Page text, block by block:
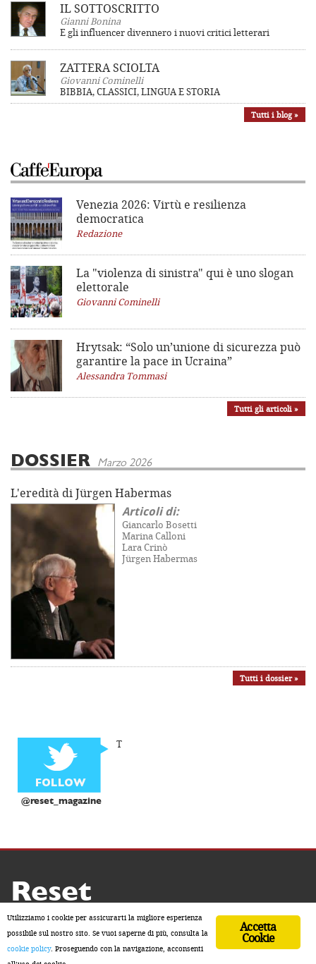
IL SOTTOSCRITTO
Gianni Bonina
E gli influencer divennero i nuovi critici letterari
ZATTERA SCIOLTA
Giovanni Cominelli
BIBBIA, CLASSICI, LINGUA E STORIA
Tutti i blog »
Venezia 2026: Virtù e resilienza
democratica
Redazione
La "violenza di sinistra" qui è uno slogan
elettorale
Giovanni Cominelli
Hrytsak: “Solo un’unione di sicurezza può
garantire la pace in Ucraina”
Alessandra Tommasi
Tutti gli articoli »
DOSSIER Marzo 2026
L'eredità di Jürgen Habermas
Articoli di:
Giancarlo Bosetti
Marina Calloni
Lara Crinò
Jürgen Habermas
Tutti i dossier »
@reset_magazine
T
Reset
Accetta
Cookie
Utilizziamo i cookie per assicurarti la migliore esperienza
possibile sul nostro sito. Se vuoi saperne di più, consulta la
cookie policy. Proseguendo con la navigazione, acconsenti